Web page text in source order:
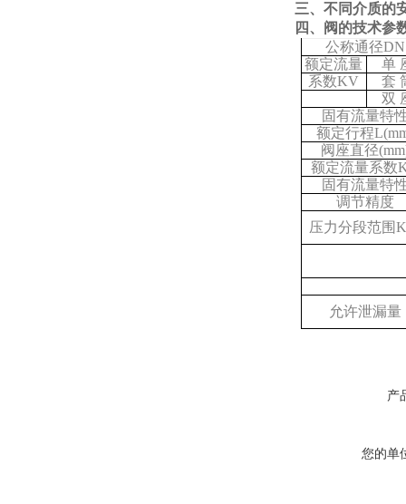
三、不同介质的
四、阀的技术参
公称通径DN
额定流量
单
系数KV
套
双
固有流量特
额定行程
阀座直径
额定流量系数
固有流量特
调节精度
压力分段范围
允许泄漏量
产
您的单